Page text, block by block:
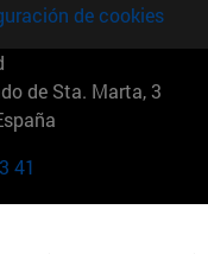
de cookies
de Sta. Marta, 3
41
15 81675